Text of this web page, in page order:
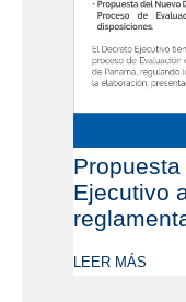
Ejecutivo
LEER MÁS